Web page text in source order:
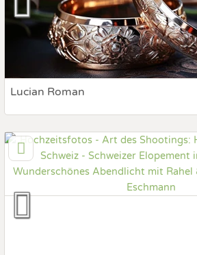
Lucian Roman
1260 Nyon, Genf, Schweiz
Art des Shootings:
Prewedding
Hochzeits Shooting
Fotobox mit Zubehör